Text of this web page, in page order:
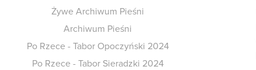
Żywe Archiwum Pieśni
Archiwum Pieśni
Po Rzece - Tabor Opoczyński 2024
Po Rzece - Tabor Sieradzki 2024